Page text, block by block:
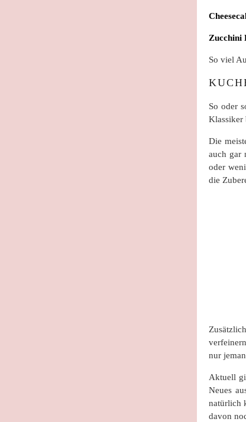
Zucchini
So viel
So oder
Klassiker
Die
auch gar
oder
die
nur
Aktuell
Neues
natürlich
davon